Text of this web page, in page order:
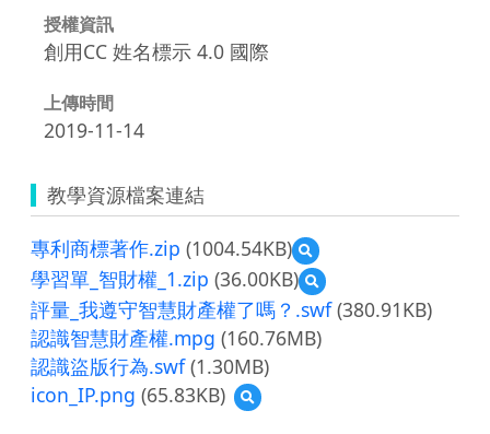
授權資訊
創用CC 姓名標示 4.0 國際
上傳時間
2019-11-14
教學資源檔案連結
專利商標著作.zip (1004.54KB)
預
覽
專
利
商
標
學習單_智財權_1.zip (36.00KB)
預
覽
學
習
評量_我遵守智慧財產權了嗎？.swf(380.91KB)
認識智慧財產權.mpg (160.76MB)
認識盜版行為.swf(1.30MB)
icon_IP.png (65.83KB)
預
覽